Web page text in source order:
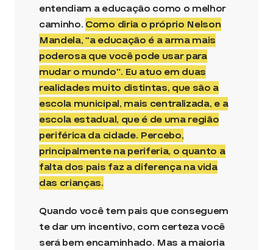
entendiam a educação como o melhor
caminho. Como diria o próprio Nelson
Mandela, “a educação é a arma mais
poderosa que você pode usar para
mudar o mundo”. Eu atuo em duas
realidades muito distintas, que são a
escola municipal, mais centralizada, e a
escola estadual, que é de uma região
periférica da cidade. Percebo,
principalmente na periferia, o quanto a
falta dos pais faz a diferença na vida
das crianças.
Quando você tem pais que conseguem
te dar um incentivo, com certeza você
será bem encaminhado. Mas a maioria